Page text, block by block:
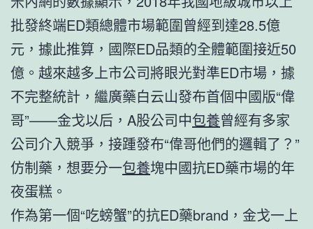
批發終端ED類總體市場範圍曾經到達28.5億
元，據此推算，國際ED品類的全體範圍接近50
億。越來越多上市公司將眼光對準ED市場，據
不完整統計，繼廣藥白云山發布首個中國版“偉
哥”——金戈以后，A股公司中包養曾經有多家
公司介入競爭，接踵發布“偉哥他們的邏輯了？”
仿制藥，想要分一包養塊中國抗ED藥市場的年
夜蛋糕。
作為第一個“吃螃蟹”的抗ED藥brand，金戈一上